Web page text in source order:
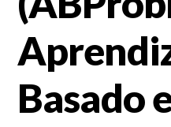
Basado